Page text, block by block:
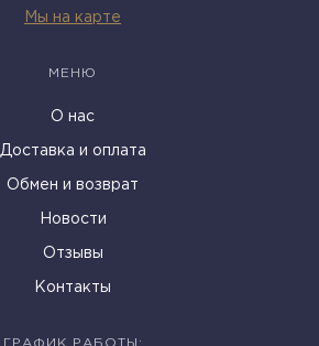
Мы на карте
МЕНЮ
О нас
Доставка и оплата
Обмен и возврат
Новости
Отзывы
Контакты
ГРАФИК РАБОТЫ: